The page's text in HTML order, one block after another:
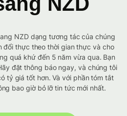
NZD dạng tương tác của chúng
đổi thực theo thời gian thực và cho
quá khứ đến 5 năm vừa qua. Bạn
đặt thông báo ngay, và chúng tôi
tỷ giá tốt hơn. Và với phần tóm tắt
bao giờ bỏ lỡ tin tức mới nhất.